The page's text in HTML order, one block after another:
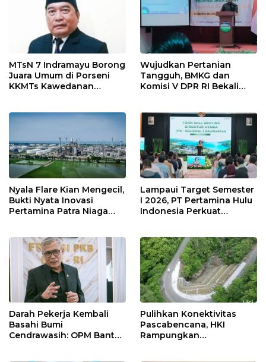
MTsN 7 Indramayu Borong
Juara Umum di Porseni
KKMTs Kawedanan
Wujudkan Pertanian
Tangguh, BMKG dan
Komisi V DPR RI Bekali
Nyala Flare Kian Mengecil,
Bukti Nyata Inovasi
Pertamina Patra Niaga
Lampaui Target Semester
I 2026, PT Pertamina Hulu
Indonesia Perkuat
Keselamatan Kerja
Darah Pekerja Kembali
Basahi Bumi
Cendrawasih: OPM Bantai
Pulihkan Konektivitas
Pascabencana, HKI
Rampungkan